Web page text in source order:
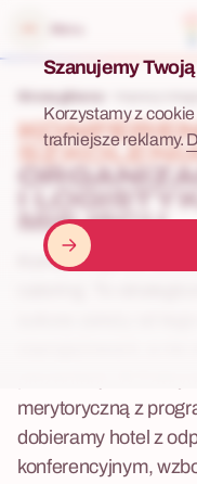
Szanujemy
Korzystamy z
trafniejsze reklamy.
I
MIEJSCU
Konferencja lub
sukces zależy od
merytoryczną z
dobieramy hotel z
konferencyjnym,